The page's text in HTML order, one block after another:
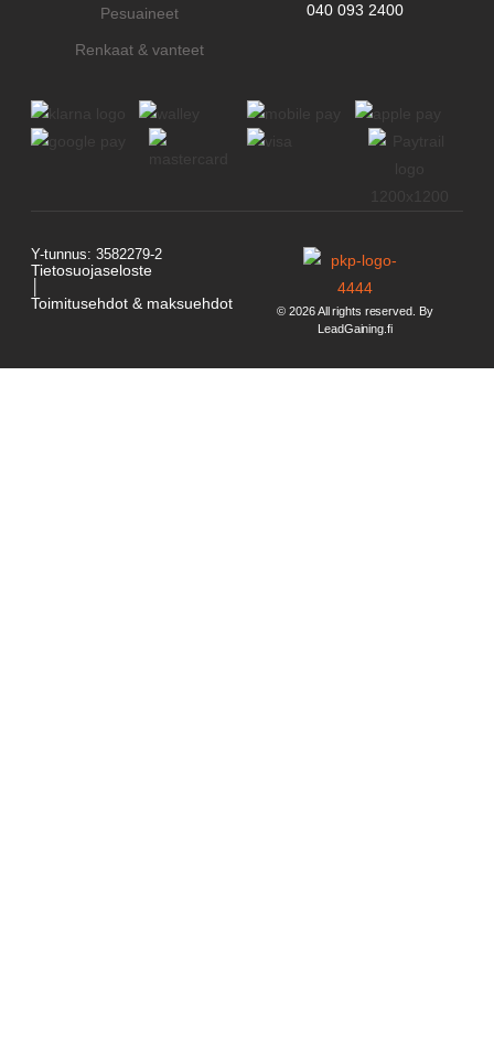
Pesuaineet
Renkaat & vanteet
040 093 2400
© 2026 All rights reserved. By
LeadGaining.fi
Y-tunnus: 3582279-2
Tietosuojaseloste
Toimitusehdot & maksuehdot